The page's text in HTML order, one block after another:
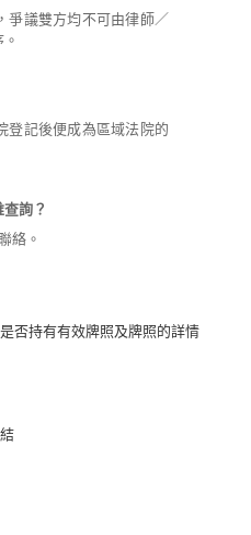
爭議雙方均不可由律師／
登記後便成為區域法院的
詢？
絡。
否持有有效牌照及牌照的詳情